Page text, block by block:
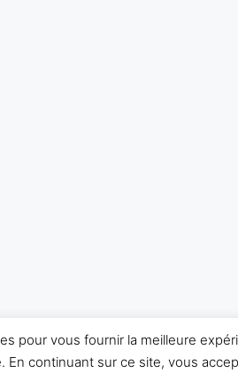
pour vous fournir la meilleure
En continuant sur ce site, vous